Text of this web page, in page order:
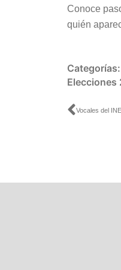
Conoce
quién
Categorías:
Elecciones
Ant